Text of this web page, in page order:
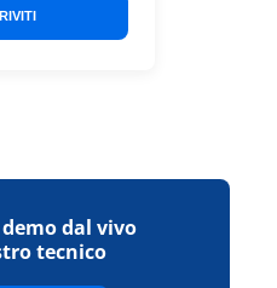
dal vivo
tecnico